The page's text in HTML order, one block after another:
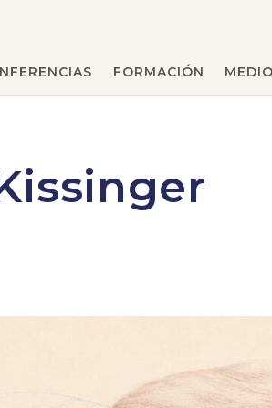
FORMACIÓN